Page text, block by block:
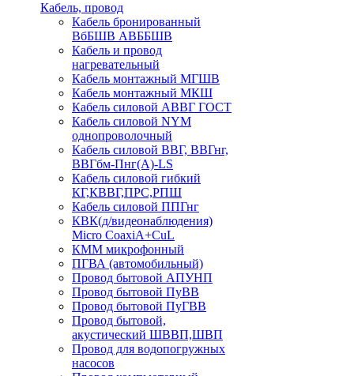
Кабель, провод
Кабель бронированный
ВбБШВ АВББШВ
Кабель и провод
нагревательный
Кабель монтажный МГШВ
Кабель монтажный МКШ
Кабель силовой АВВГ ГОСТ
Кабель силовой NYM
однопроволочный
Кабель силовой ВВГ, ВВГнг,
ВВГбм-Пнг(А)-LS
Кабель силовой гибкий
КГ,КВВГ,ПРС,РПШ
Кабель силовой ППГнг
КВК(д/видеонаблюдения)
Micro CoaxiA+CuL
КММ микрофонный
ПГВА (автомобильный)
Провод бытовой АПУНП
Провод бытовой ПуВВ
Провод бытовой ПуГВВ
Провод бытовой,
акустический ШВВП,ШВП
Провод для водопогружных
насосов